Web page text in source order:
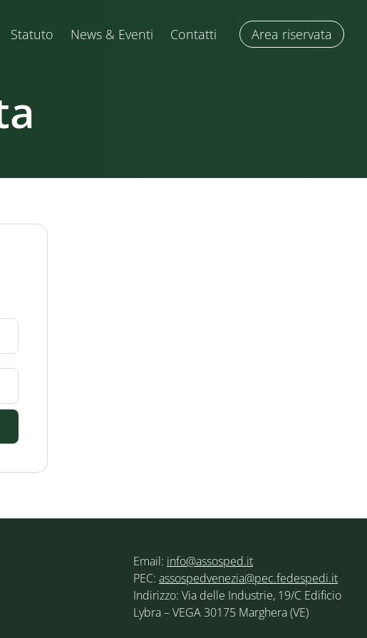
Statuto News & Eventi Contatti Area riservata
Email: info@assosped.it
PEC: assospedvenezia@pec.fedespedi.it
Indirizzo: Via delle Industrie, 19/C Edificio
Lybra – VEGA 30175 Marghera (VE)